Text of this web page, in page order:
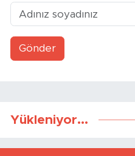
Gönder
Yükleniyor...